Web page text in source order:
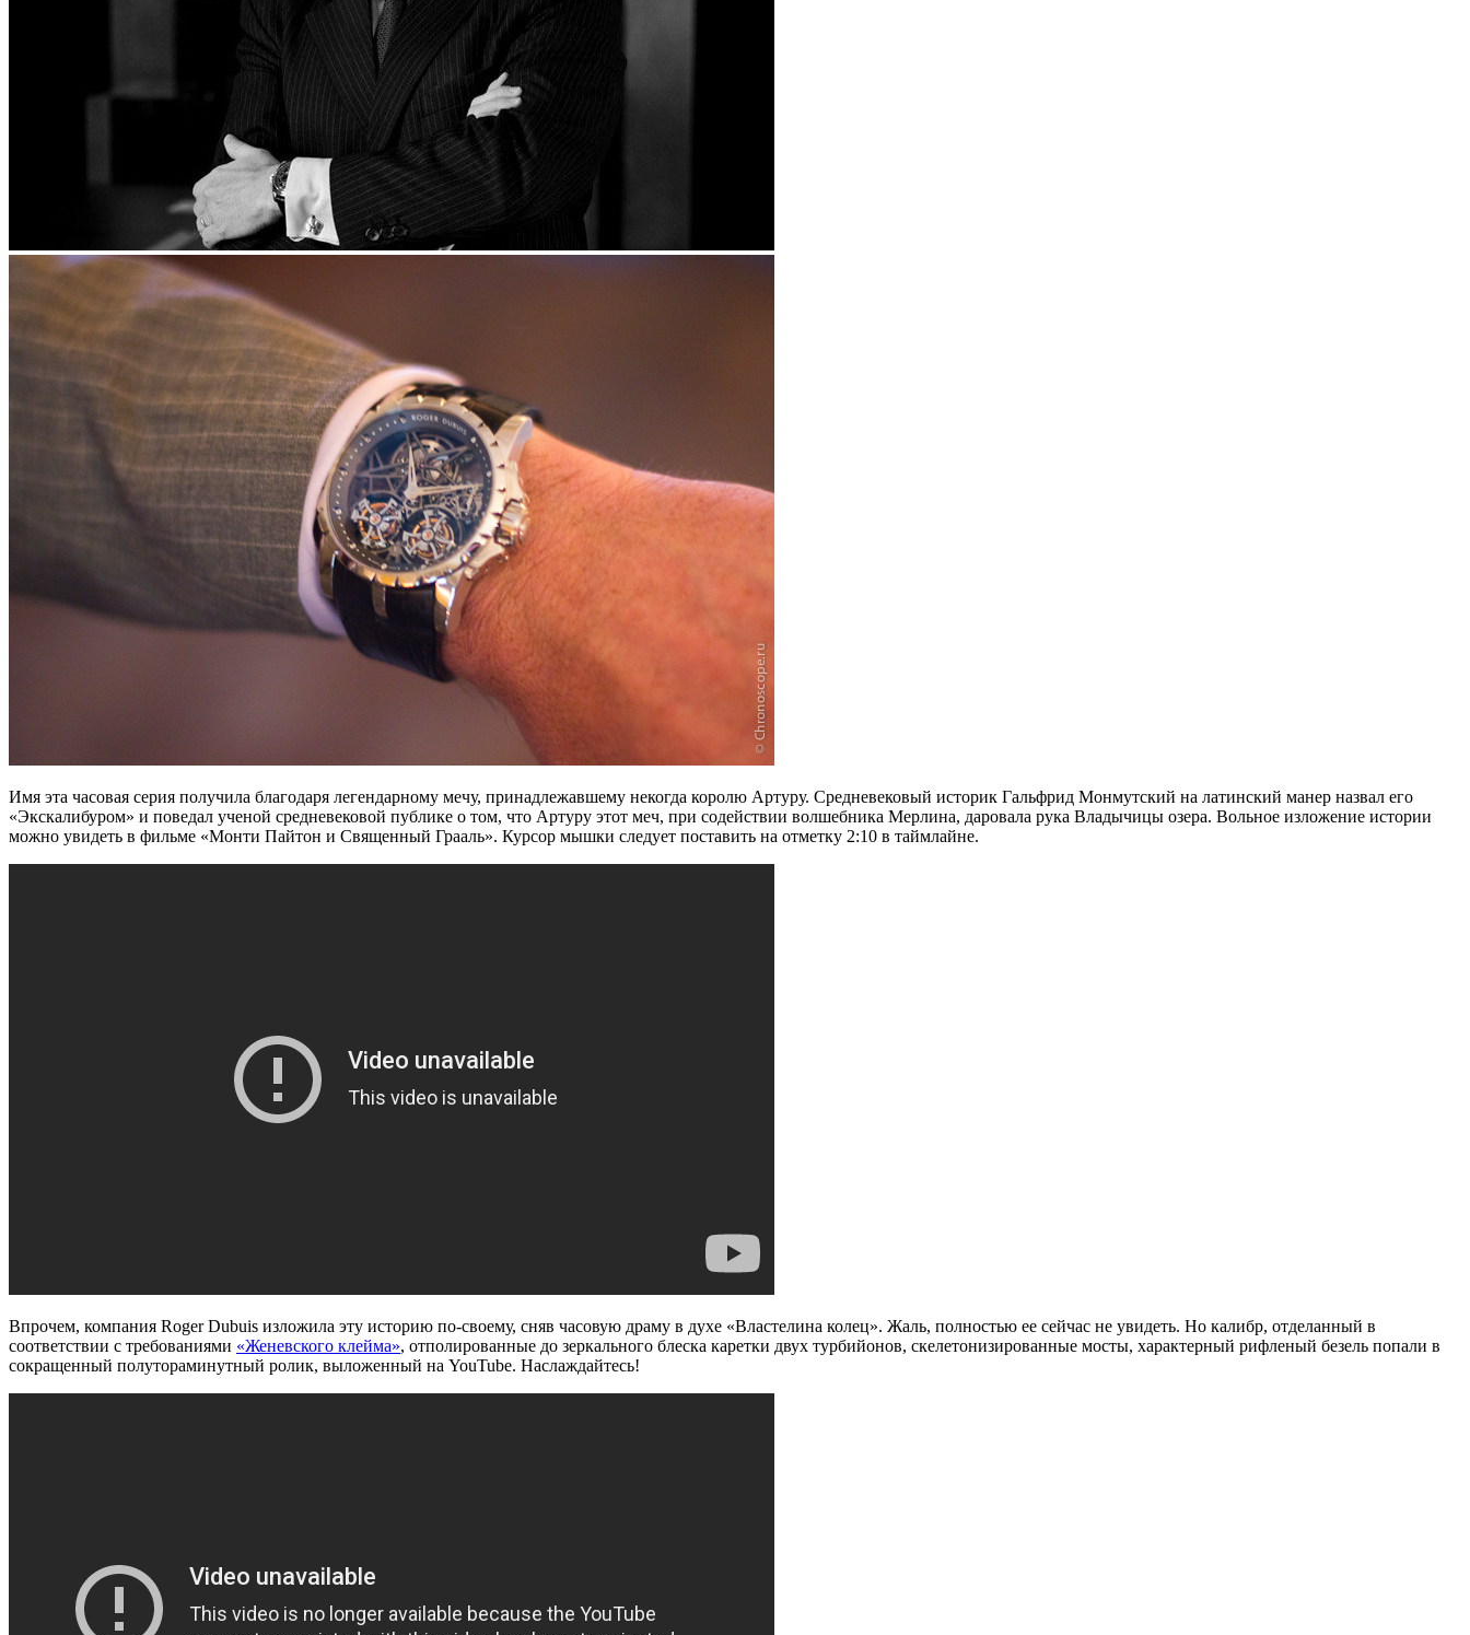
Имя эта часовая серия получила благодаря легендарному мечу, принадлежавшему некогда королю Артуру. Средневековый историк Гальфрид Монмутский на латинский манер назвал его
«Экскалибуром» и поведал ученой средневековой публике о том, что Артуру этот меч, при содействии волшебника Мерлина, даровала рука Владычицы озера. Вольное изложение истории
можно увидеть в фильме «Монти Пайтон и Священный Грааль». Курсор мышки следует поставить на отметку 2:10 в таймлайне.
Впрочем, компания Roger Dubuis изложила эту историю по-своему, сняв часовую драму в духе «Властелина колец». Жаль, полностью ее сейчас не увидеть. Но калибр, отделанный в
соответствии с требованиями «Женевского клейма», отполированные до зеркального блеска каретки двух турбийонов, скелетонизированные мосты, характерный рифленый безель попали в
сокращенный полутораминутный ролик, выложенный на YouTube. Наслаждайтесь!